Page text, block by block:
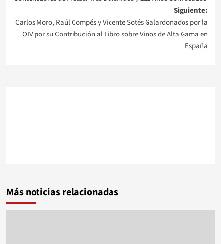
entradas
Siguiente:
Carlos Moro, Raúl Compés y Vicente Sotés Galardonados por la
OIV por su Contribución al Libro sobre Vinos de Alta Gama en
España
Más noticias relacionadas